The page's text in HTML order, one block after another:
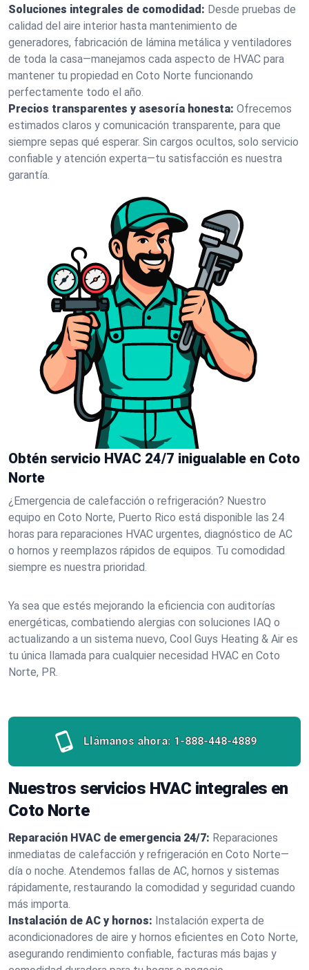
Soluciones integrales de comodidad: Desde pruebas de
calidad del aire interior hasta mantenimiento de
generadores, fabricación de lámina metálica y ventiladores
de toda la casa—manejamos cada aspecto de HVAC para
mantener tu propiedad en Coto Norte funcionando
perfectamente todo el año.
Precios transparentes y asesoría honesta: Ofrecemos
estimados claros y comunicación transparente, para que
siempre sepas qué esperar. Sin cargos ocultos, solo servicio
confiable y atención experta—tu satisfacción es nuestra
garantía.
Obtén servicio HVAC 24/7 inigualable en Coto
Norte
¿Emergencia de calefacción o refrigeración? Nuestro
equipo en Coto Norte, Puerto Rico está disponible las 24
horas para reparaciones HVAC urgentes, diagnóstico de AC
o hornos y reemplazos rápidos de equipos. Tu comodidad
siempre es nuestra prioridad.
Ya sea que estés mejorando la eficiencia con auditorías
energéticas, combatiendo alergias con soluciones IAQ o
actualizando a un sistema nuevo, Cool Guys Heating & Air es
tu única llamada para cualquier necesidad HVAC en Coto
Norte, PR.
Llámanos ahora: 1-888-448-4889
Nuestros servicios HVAC integrales en
Coto Norte
Reparación HVAC de emergencia 24/7: Reparaciones
inmediatas de calefacción y refrigeración en Coto Norte—
día o noche. Atendemos fallas de AC, hornos y sistemas
rápidamente, restaurando la comodidad y seguridad cuando
más importa.
Instalación de AC y hornos: Instalación experta de
acondicionadores de aire y hornos eficientes en Coto Norte,
asegurando rendimiento confiable, facturas más bajas y